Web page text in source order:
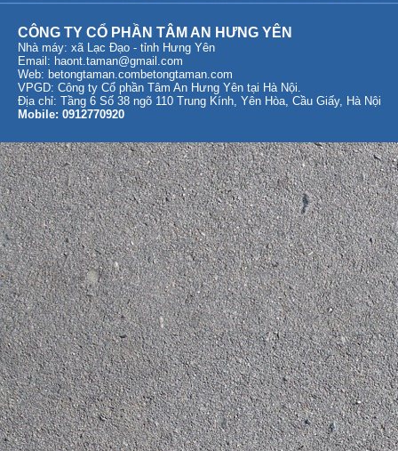
CÔNG TY CỔ PHẦN TÂM AN HƯNG YÊN
Nhà máy: xã Lạc Đạo - tỉnh Hưng Yên
Email: haont.taman@gmail.com
Web: betongtaman.com betongtaman.com
VPGD: Công ty Cổ phần Tâm An Hưng Yên tại Hà Nội.
Địa chỉ: Tầng 6 Số 38 ngõ 110 Trung Kính, Yên Hòa, Cầu Giấy, Hà Nội
Mobile: 0912770920